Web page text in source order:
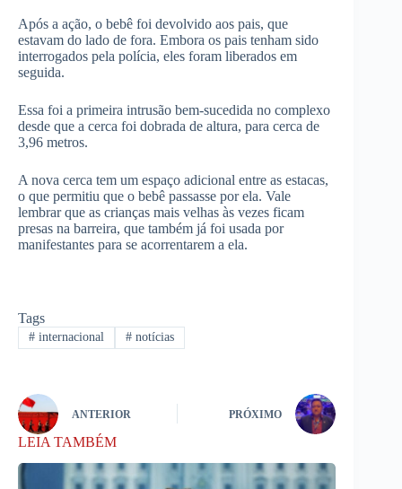
Após a ação, o bebê foi devolvido aos pais, que
estavam do lado de fora. Embora os pais tenham sido
interrogados pela polícia, eles foram liberados em
seguida.
Essa foi a primeira intrusão bem-sucedida no complexo
desde que a cerca foi dobrada de altura, para cerca de
3,96 metros.
A nova cerca tem um espaço adicional entre as estacas,
o que permitiu que o bebê passasse por ela. Vale
lembrar que as crianças mais velhas às vezes ficam
presas na barreira, que também já foi usada por
manifestantes para se acorrentarem a ela.
Tags
#internacional #notícias
ANTERIOR PRÓXIMO
LEIA TAMBÉM